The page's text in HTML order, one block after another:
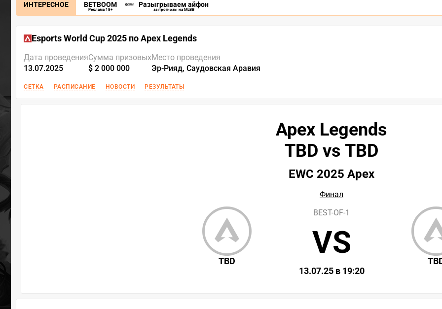
ИНТЕРЕСНОЕ BETBOOM
Реклама 18+
Разыгрываем айфон
за прогнозы на MLBB
Esports World Cup 2025 по Apex Legends
Дата проведения
13.07.2025
Сумма призовых
$ 2 000 000
Место проведения
Эр-Рияд, Саудовская Аравия
СЕТКА РАСПИСАНИЕ НОВОСТИ РЕЗУЛЬТАТЫ
Apex Legends
TBD vs TBD
EWC 2025 Apex
Финал
TBD
BEST-OF-1
VS
13.07.25 в 19:20